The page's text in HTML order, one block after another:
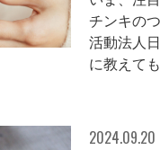
チンキの
活動法人
に教えて
2024.09.20